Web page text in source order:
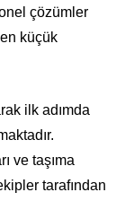
çözümler
küçük
ilk adımda
ve taşıma
tarafından